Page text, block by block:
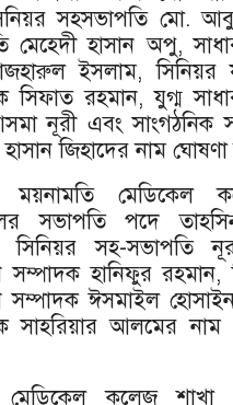
সহসভাপতি মো.
মেহেদী হাসান অপু,
ইসলাম, সিনিয়র
সিফাত রহমান, যুগ্ম
নূরী এবং সাংগঠনিক
হাসান জিহাদের নাম
ময়নামতি মেডিকেল
সভাপতি পদে
সিনিয়র সহ-সভাপতি
সম্পাদক হানিফুর রহমান,
সম্পাদক ঈসমাইল
সাহরিয়ার আলমের নাম
মেডিকেল কলেজ শাখা